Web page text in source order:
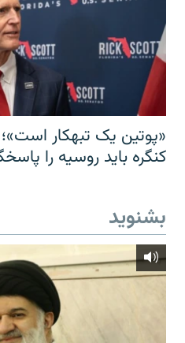
«پوتین یک تبهکار
کنگره باید روسیه را
بشنوید